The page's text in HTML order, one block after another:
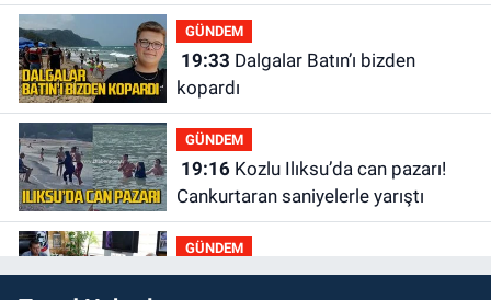
GÜNDEM
19:33
kopardı
GÜNDEM
19:16Kozlu Ilıksu’da can pazarı!
Cankurtaran saniyelerle yarıştı
GÜNDEM
19:01Çaycumalılar Derneği